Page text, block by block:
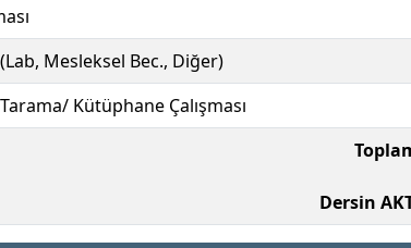
Mesleksel Bec., Diğer)
Kütüphane Çalışması
Dersin